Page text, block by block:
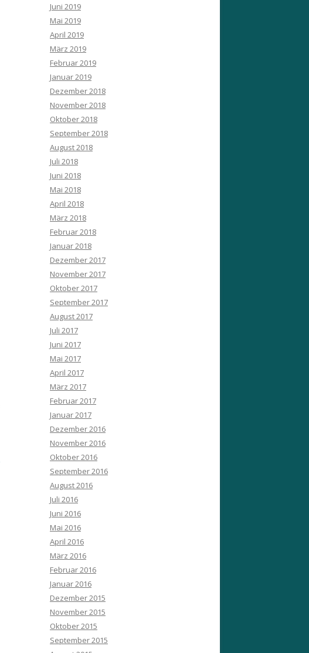
Juni 2019
Mai 2019
April 2019
März 2019
Februar 2019
Januar 2019
Dezember 2018
November 2018
Oktober 2018
September 2018
August 2018
Juli 2018
Juni 2018
Mai 2018
April 2018
März 2018
Februar 2018
Januar 2018
Dezember 2017
November 2017
Oktober 2017
September 2017
August 2017
Juli 2017
Juni 2017
Mai 2017
April 2017
März 2017
Februar 2017
Januar 2017
Dezember 2016
November 2016
Oktober 2016
September 2016
August 2016
Juli 2016
Juni 2016
Mai 2016
April 2016
März 2016
Februar 2016
Januar 2016
Dezember 2015
November 2015
Oktober 2015
September 2015